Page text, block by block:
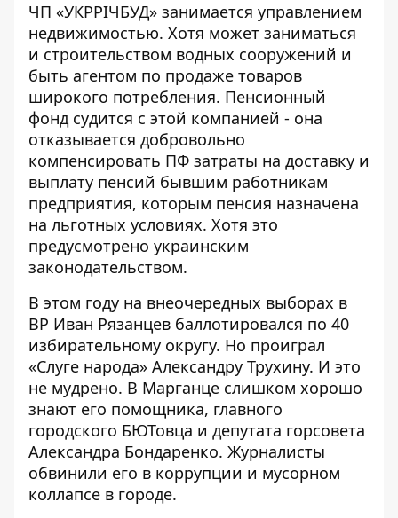
ЧП «УКРРІЧБУД» занимается управлением
недвижимостью. Хотя может заниматься
и строительством водных сооружений и
быть агентом по продаже товаров
широкого потребления. Пенсионный
фонд судится с этой компанией - она
отказывается добровольно
компенсировать ПФ затраты на доставку и
выплату пенсий бывшим работникам
предприятия, которым пенсия назначена
на льготных условиях. Хотя это
предусмотрено украинским
законодательством.
В этом году на внеочередных выборах в
ВР Иван Рязанцев баллотировался по 40
избирательному округу. Но проиграл
«Слуге народа» Александру Трухину. И это
не мудрено. В Марганце слишком хорошо
знают его помощника, главного
городского БЮТовца и депутата горсовета
Александра Бондаренко. Журналисты
обвинили его в коррупции и мусорном
коллапсе в городе.